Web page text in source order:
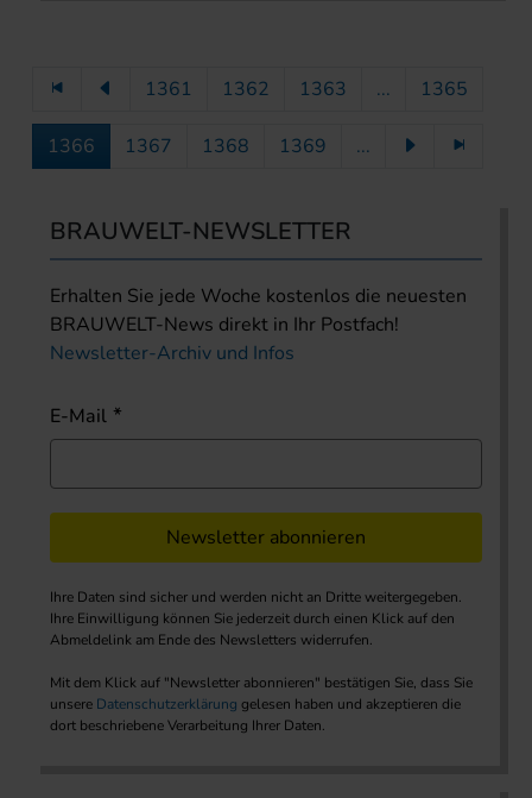
1361 1362 1363 ... 1365
1366 1367 1368 1369 ...
BRAUWELT-NEWSLETTER
Erhalten Sie jede Woche kostenlos die neuesten
BRAUWELT-News direkt in Ihr Postfach!
Newsletter-Archiv und Infos
E-Mail
Newsletter abonnieren
Ihre Daten sind sicher und werden nicht an Dritte weitergegeben.
Ihre Einwilligung können Sie jederzeit durch einen Klick auf den
Abmeldelink am Ende des Newsletters widerrufen.
Mit dem Klick auf "Newsletter abonnieren" bestätigen Sie, dass Sie
unsere Datenschutzerklärung gelesen haben und akzeptieren die
dort beschriebene Verarbeitung Ihrer Daten.